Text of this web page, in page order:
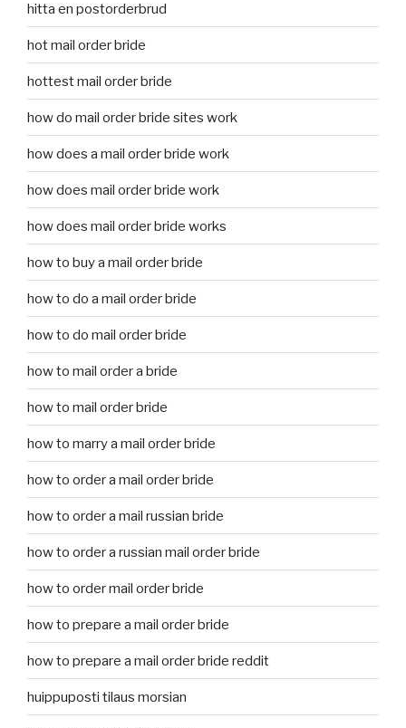
hitta en postorderbrud
hot mail order bride
hottest mail order bride
how do mail order bride sites work
how does a mail order bride work
how does mail order bride work
how does mail order bride works
how to buy a mail order bride
how to do a mail order bride
how to do mail order bride
how to mail order a bride
how to mail order bride
how to marry a mail order bride
how to order a mail order bride
how to order a mail russian bride
how to order a russian mail order bride
how to order mail order bride
how to prepare a mail order bride
how to prepare a mail order bride reddit
huippuposti tilaus morsian